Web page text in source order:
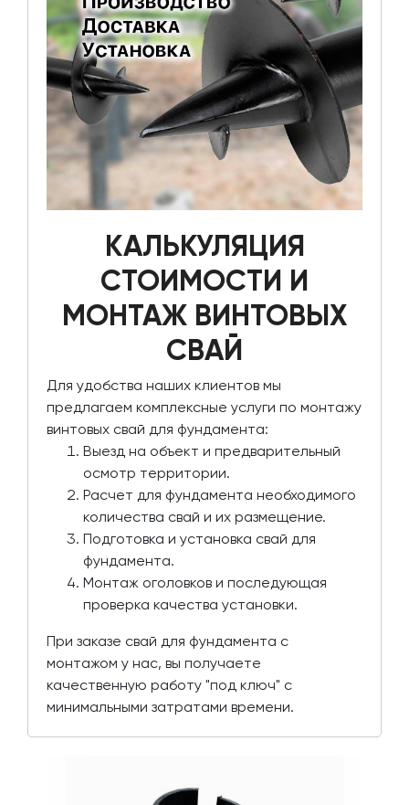
КАЛЬКУЛЯЦИЯ
СТОИМОСТИ И
МОНТАЖ ВИНТОВЫХ
СВАЙ
Для удобства наших клиентов мы
предлагаем комплексные услуги по монтажу
винтовых свай для фундамента:
Выезд на объект и предварительный
осмотр территории.
Расчет для фундамента необходимого
количества свай и их размещение.
Подготовка и установка свай для
фундамента.
Монтаж оголовков и последующая
проверка качества установки.
При заказе свай для фундамента с
монтажом у нас, вы получаете
качественную работу "под ключ" с
минимальными затратами времени.